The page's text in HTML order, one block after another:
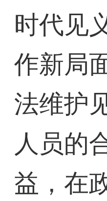
时代见
作新局
法维护
人员的
益，在